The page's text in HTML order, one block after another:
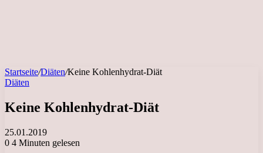
Startseite/Diäten/Keine Kohlenhydrat-Diät
Diäten
Keine Kohlenhydrat-Diät
25.01.2019
0 4 Minuten gelesen